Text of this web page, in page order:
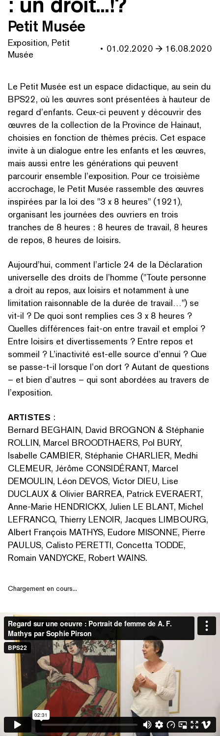
RECHERCHER PAR MOTS-CLÉS
Petit Musée
Exposition, Petit
Musée
01.02.2020 16.08.2020
Le Petit Musée est un espace didactique, au sein du
BPS22, où les œuvres sont présentées à hauteur de
regard d’enfants. Ceux-ci peuvent y découvrir des
œuvres de la collection de la Province de Hainaut,
choisies en fonction de thèmes précis. Cet espace
invite à un dialogue entre les enfants et les œuvres,
mais aussi entre les générations qui peuvent
parcourir ensemble l’exposition. Pour ce troisième
accrochage, le Petit Musée rassemble des œuvres
inspirées par la loi des "3 x 8 heures" (1921),
organisant les journées des ouvriers en trois
tranches de 8 heures : 8 heures de travail, 8 heures
de repos, 8 heures de loisirs.
Aujourd’hui, comment l’article 24 de la Déclaration
universelle des droits de l’homme ("Toute personne
a droit au repos, aux loisirs et notamment à une
limitation raisonnable de la durée de travail…") se
vit-il ? De quoi sont remplies ces 3 x 8 heures ?
Quelles différences fait-on entre travail et emploi ?
Entre loisirs et diver­tisse­ments ? Entre repos et
sommeil ? L’inactivité est-elle source d’ennui ? Que
se passe-t-il lorsque l’on dort ? Autant de questions
– et bien d’autres – qui sont abordées au travers de
l’exposition.
ARTISTES :
Bernard BEGHAIN, David BROGNON & Stéphanie
ROLLIN, Marcel BROODTHAERS, Pol BURY,
Isabelle CAMBIER, Stéphanie CHARLIER, Medhi
CLEMEUR, Jérôme CONSIDÉRANT, Marcel
DEMOULIN, Léon DEVOS, Victor DIEU, Lise
DUCLAUX & Olivier BARREA, Patrick EVERAERT,
Anne-Marie HENDRICKX, Julien LE BLANT, Michel
LEFRANCQ, Thierry LENOIR, Jacques LIMBOURG,
Albert François MATHYS, Eudore MISONNE, Pierre
PAULUS, Calisto PERETTI, Concetta TODDE,
Romain VANDYCKE, Robert WAINS.
Chargement en cours...